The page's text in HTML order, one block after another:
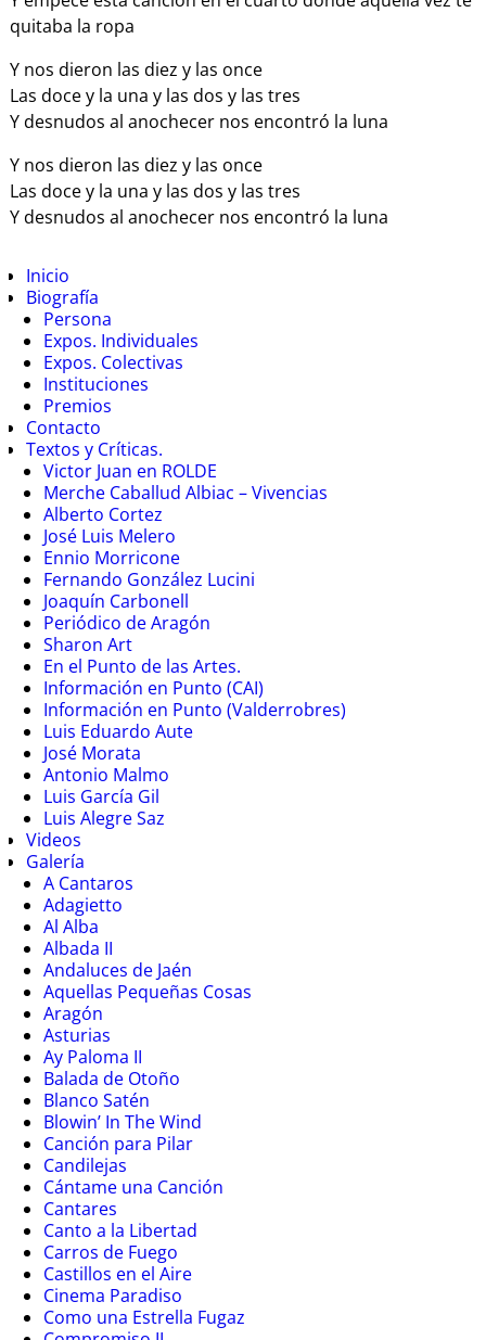
quitaba la ropa
Y nos dieron las diez y las once
Las doce y la una y las dos y las tres
Y desnudos al anochecer nos encontró la luna
Y nos dieron las diez y las once
Las doce y la una y las dos y las tres
Y desnudos al anochecer nos encontró la luna
Inicio
Biografía
Persona
Expos. Individuales
Expos. Colectivas
Instituciones
Premios
Contacto
Textos y Críticas.
Victor Juan en ROLDE
Merche Caballud Albiac – Vivencias
Alberto Cortez
José Luis Melero
Ennio Morricone
Fernando González Lucini
Joaquín Carbonell
Periódico de Aragón
Sharon Art
En el Punto de las Artes.
Información en Punto (CAI)
Información en Punto (Valderrobres)
Luis Eduardo Aute
José Morata
Antonio Malmo
Luis García Gil
Luis Alegre Saz
Videos
Galería
A Cantaros
Adagietto
Al Alba
Albada II
Andaluces de Jaén
Aquellas Pequeñas Cosas
Aragón
Asturias
Ay Paloma II
Balada de Otoño
Blanco Satén
Blowin’ In The Wind
Canción para Pilar
Candilejas
Cántame una Canción
Cantares
Canto a la Libertad
Carros de Fuego
Castillos en el Aire
Cinema Paradiso
Como una Estrella Fugaz